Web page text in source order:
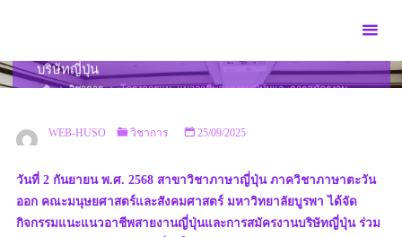
บริษัทญี่ปุ่น
HOMEวิชาการ
โครงการแนะแนวอาชีพสายงานญี่ปุ่นและการสมัครงาน
WEB-HUSO วิชาการ 25/09/2025
วันที่ 2 กันยายน พ.ศ. 2568 สาขาวิชาภาษาญี่ปุ่น ภาควิชาภาษาตะวัน
ออก คณะมนุษยศาสตร์และสังคมศาสตร์ มหาวิทยาลัยบูรพา ได้จัด
กิจกรรมแนะแนวอาชีพสายงานญี่ปุ่นและการสมัครงานบริษัทญี่ปุ่น ร่วม